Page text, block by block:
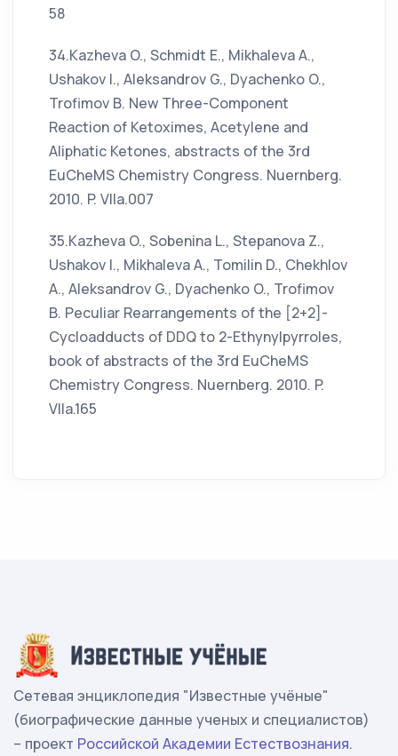
58
34.Kazheva O., Schmidt E., Mikhaleva A.,
Ushakov I., Aleksandrov G., Dyachenko O.,
Trofimov B. New Three-Component
Reaction of Ketoximes, Acetylene and
Aliphatic Ketones, abstracts of the 3rd
EuCheMS Chemistry Congress. Nuernberg.
2010. P. VIIa.007
35.Kazheva O., Sobenina L., Stepanova Z.,
Ushakov I., Mikhaleva A., Tomilin D., Chekhlov
A., Aleksandrov G., Dyachenko O., Trofimov
B. Peculiar Rearrangements of the [2+2]-
Cycloadducts of DDQ to 2-Ethynylpyrroles,
book of abstracts of the 3rd EuCheMS
Chemistry Congress. Nuernberg. 2010. P.
VIIa.165
Сетевая энциклопедия "Известные учёные"
(биографические данные ученых и специалистов)
– проект Российской Академии Естествознания.